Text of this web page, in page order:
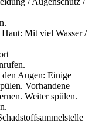
Mit viel Wasser /
Augen: Einige
Vorhandene
Weiter spülen.